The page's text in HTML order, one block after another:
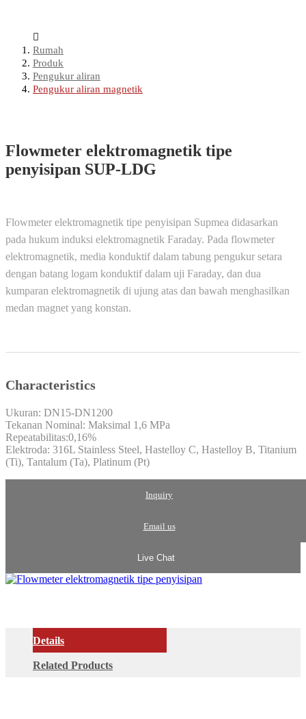
Rumah
Produk
Pengukur aliran
Pengukur aliran magnetik
Flowmeter elektromagnetik tipe
penyisipan SUP-LDG
Flowmeter elektromagnetik tipe penyisipan Supmea didasarkan
pada hukum induksi elektromagnetik Faraday. Pada flowmeter
elektromagnetik, media konduktif dalam tabung pengukur setara
dengan batang logam konduktif dalam uji Faraday, dan dua
kumparan elektromagnetik di ujung atas dan bawah menghasilkan
medan magnet yang konstan.
Characteristics
Ukuran: DN15-DN1200
Tekanan Nominal: Maksimal 1,6 MPa
Repeatabilitas:0,16%
Elektroda: 316L Stainless Steel, Hastelloy C, Hastelloy B, Titanium
(Ti), Tantalum (Ta), Platinum (Pt)
Inquiry
Email us
Live Chat
Details
Related Products